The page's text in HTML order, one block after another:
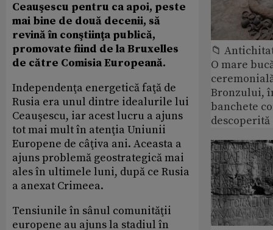
Ceauşescu pentru ca apoi, peste
mai bine de două decenii, să
revină în conştiinţa publică,
promovate fiind de la Bruxelles
de către Comisia Europeană.
Independenţa energetică faţă de
Rusia era unul dintre idealurile lui
Ceauşescu, iar acest lucru a ajuns
tot mai mult în atenţia Uniunii
Europene de câţiva ani. Aceasta a
ajuns problemă geostrategică mai
ales în ultimele luni, după ce Rusia
a anexat Crimeea.
Tensiunile în sânul comunităţii
europene au ajuns la stadiul în
📁
O mare
Bronzului,
banchete